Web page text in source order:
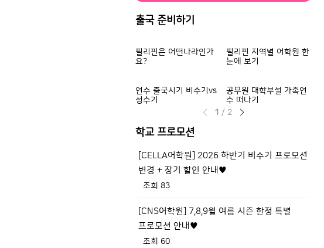
출국 준비하기
필리핀은 어떤나라인가
요?
필리핀 지역별 어학원 한
눈에 보기
연수 출국시기 비수기vs
성수기
공무원 대학부설 가족연
수 떠나기
1 / 2
학교 프로모션
[CELLA어학원] 2026 하반기 비수기 프로모션
변경 + 장기 할인 안내♥
조회 83
[CNS어학원] 7,8,9월 여름 시즌 한정 특별
프로모션 안내♥
조회 60